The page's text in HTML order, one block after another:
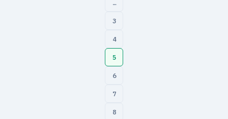
Пагинация
записей
…
3
4
5
6
7
8